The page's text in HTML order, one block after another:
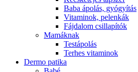
Baba ápolás, gyógyítás
Vitaminok, pelenkák
Fájdalom csillapítók
Mamáknak
Testápolás
Terhes vitaminok
Dermo patika